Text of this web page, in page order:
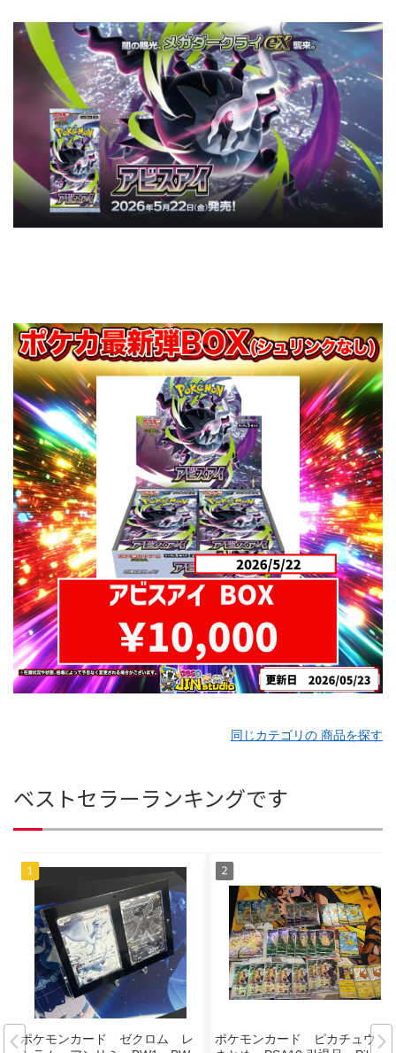
同じカテゴリの 商品を探す
ベストセラーランキングです
ポケモンカード ゼクロム レ
ポケモンカード ピカチュウ